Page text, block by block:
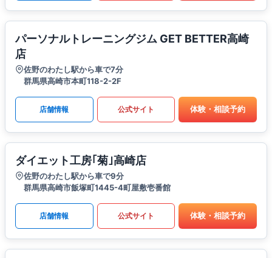
パーソナルトレーニングジム GET BETTER高崎
店
佐野のわたし駅から車で7分
群馬県高崎市本町118-2-2F
店舗情報 公式サイト 体験・相談予約
ダイエット工房｢菊｣高崎店
佐野のわたし駅から車で9分
群馬県高崎市飯塚町1445-4町屋敷壱番館
店舗情報 公式サイト 体験・相談予約